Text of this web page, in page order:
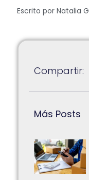
Escrito por Natalia
Compartir:
Más Posts